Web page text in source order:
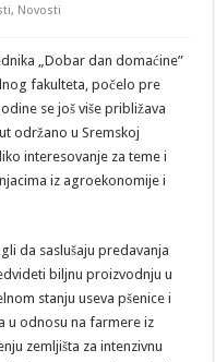
, Novosti
„Dobar dan domaćine”
fakulteta, počelo pre
se još više približava
održano u Sremskoj
interesovanje za teme i
iz agroekonomije i
da saslušaju predavanja
biljnu proizvodnju u
stanju useva pšenice i
u odnosu na farmere iz
zemljišta za intenzivnu